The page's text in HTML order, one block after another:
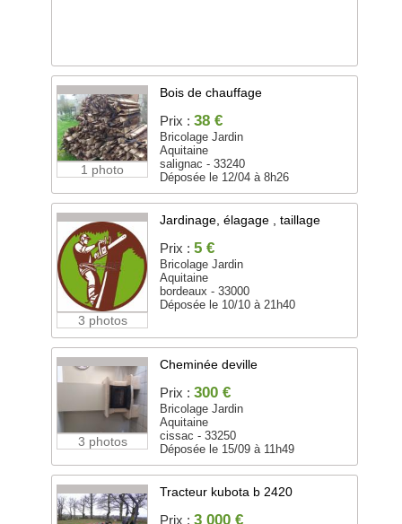
1 photo
Bois de chauffage
Prix : 38 €
Bricolage Jardin
Aquitaine
salignac - 33240
Déposée le 12/04 à 8h26
3 photos
Jardinage, élagage , taillage
Prix : 5 €
Bricolage Jardin
Aquitaine
bordeaux - 33000
Déposée le 10/10 à 21h40
3 photos
Cheminée deville
Prix : 300 €
Bricolage Jardin
Aquitaine
cissac - 33250
Déposée le 15/09 à 11h49
Tracteur kubota b 2420
Prix : 3 000 €